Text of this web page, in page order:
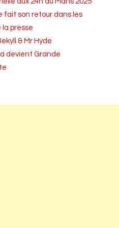
fait son retour dans les
la presse
& Mr Hyde
devient Grande